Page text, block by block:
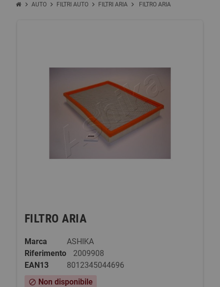
chevron_right AUTO chevron_right FILTRI AUTO chevron_right FILTRI ARIA chevron_right FILTRO ARIA
FILTRO ARIA
Marca
ASHIKA
Riferimento
2009908
EAN13
8012345044696
block Non disponibile